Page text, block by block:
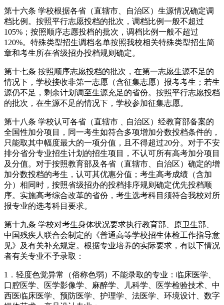
第十六条 学校根据各省（直辖市、自治区）生源情况确定调
档比例。按照平行志愿投档的批次，调档比例一般不超过
105%；按照顺序志愿投档的批次，调档比例一般不超过
120%。特殊类型招生调档名单按照我校相关特殊类型招生简
章和考生所在省级招办投档规则确定。
第十七条 按照顺序志愿投档的批次，在第一志愿生源不足的
情况下，学校接收非第一志愿（含征集志愿）报考考生；若生
源仍不足，剩余计划调至生源充足的省份。按照平行志愿投档
的批次，在生源不足的情况下，学校参加征集志愿。
第十八条 学校认可各省（直辖市
自治区）经教育部备案的
全国性加分项目，同一考生如符合多项增加分数投档条件的，
只能取其中幅度最大的一项分值，且不得超过20分。对于不安
排分省分专业招生计划的招生项目，不认可所有高考加分项目
及分值。对于按照教育部及各省（直辖市、自治区）确定的增
加分数投档的考生，认可其优惠分值；考生高考成绩（含加
分）相同时，按照省级招办的投档排序规则确定优先投档顺
序。实施高考综合改革的省份，考生选考科目须符合我校对所
报专业的选考科目要求。
第十九条 学校对考生身体状况要求执行教育部、原卫生部、
中国残疾人联合会制定的《普通高等学校招生体检工作指导意
见》及有关补充规定。根据专业培养的实际要求，有以下情况
者有关专业不予录取：
1 ．轻度色觉异常（俗称色弱）不能录取的专业：临床医学、
口腔医学、医学影像学、麻醉学、儿科学、医学检验技术、中
西医临床医学、预防医学、护理学、法医学、环境设计、数字